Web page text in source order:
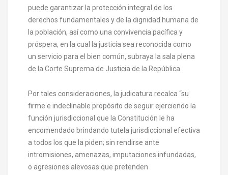
puede garantizar la protección integral de los
derechos fundamentales y de la dignidad humana de
la población, así como una convivencia pacífica y
próspera, en la cual la justicia sea reconocida como
un servicio para el bien común, subraya la sala plena
de la Corte Suprema de Justicia de la República.
Por tales consideraciones, la judicatura recalca “su
firme e indeclinable propósito de seguir ejerciendo la
función jurisdiccional que la Constitución le ha
encomendado brindando tutela jurisdiccional efectiva
a todos los que la piden; sin rendirse ante
intromisiones, amenazas, imputaciones infundadas,
o agresiones alevosas que pretenden